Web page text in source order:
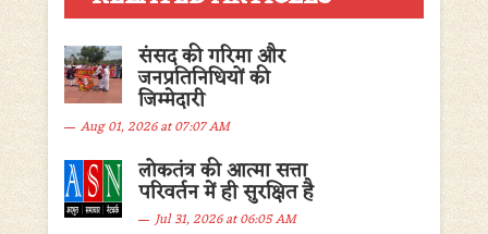
संसद की गरिमा और
जनप्रतिनिधियों की
जिम्मेदारी
Aug 01, 2026 at 07:07 AM
लोकतंत्र की आत्मा सत्ता
परिवर्तन में ही सुरक्षित है
Jul 31, 2026 at 06:05 AM